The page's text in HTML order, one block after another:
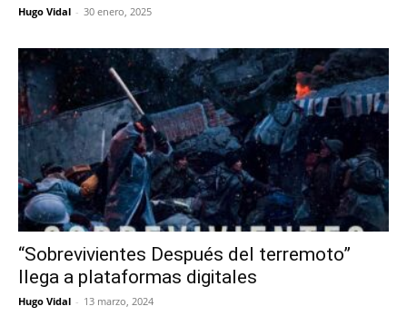
Hugo Vidal - 30 enero, 2025
“Sobrevivientes Después del terremoto”
llega a plataformas digitales
Hugo Vidal - 13 marzo, 2024